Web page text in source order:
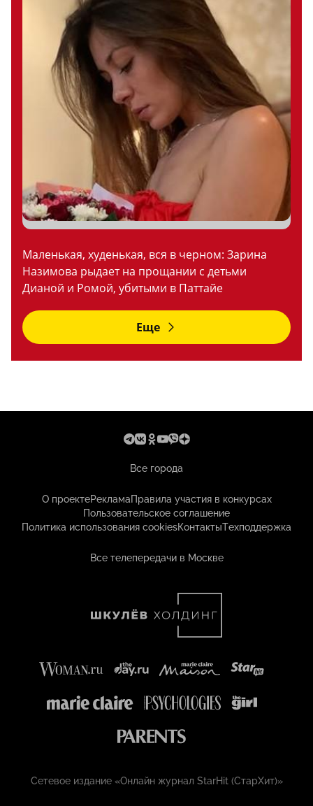
Маленькая, худенькая, вся в черном: Зарина
Назимова рыдает на прощании с детьми
Дианой и Ромой, убитыми в Паттайе
Еще
Все города
О проектеРекламаПравила участия в конкурсах
Пользовательское соглашение
Политика использования cookiesКонтактыТехподдержка
Все телепередачи в Москве
Сетевое издание «Онлайн журнал StarHit (СтарХит)»